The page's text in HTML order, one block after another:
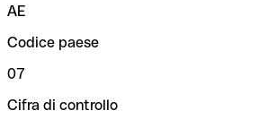
AE
Codice paese
07
Cifra di controllo